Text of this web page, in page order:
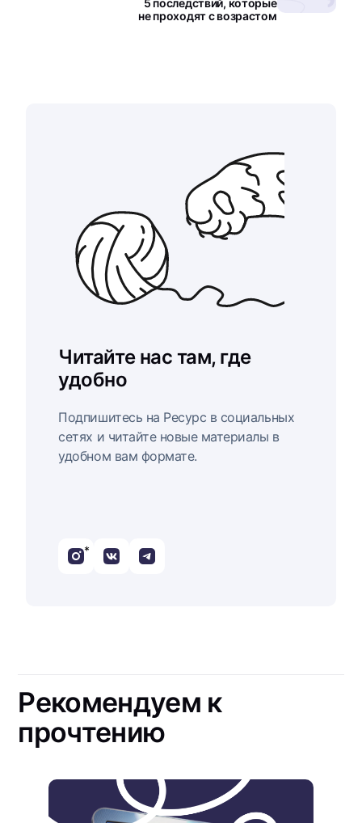
не проходят с возрастом
Читайте нас там, где
удобно
Подпишитесь на Ресурс в социальных
сетях и читайте новые материалы в
удобном вам формате.
*
Рекомендуем к
прочтению